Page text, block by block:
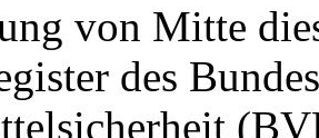
von Mitte
des